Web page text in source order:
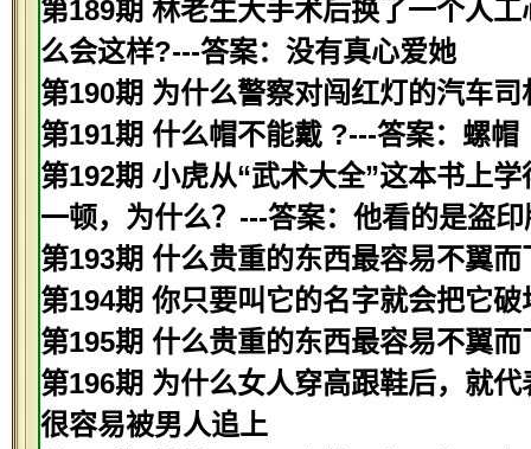
第189期 林老生大手术后换了一个人
么会这样?---答案：没有真心爱她
第190期 为什么警察对闯红灯的汽车
第191期 什么帽不能戴 ?---答案：螺帽
第192期 小虎从“武术大全”这本书上
一顿，为什么？---答案：他看的是盗印
第193期 什么贵重的东西最容易不翼
第194期 你只要叫它的名字就会把它
第195期 什么贵重的东西最容易不翼
第196期 为什么女人穿高跟鞋后，就
很容易被男人追上